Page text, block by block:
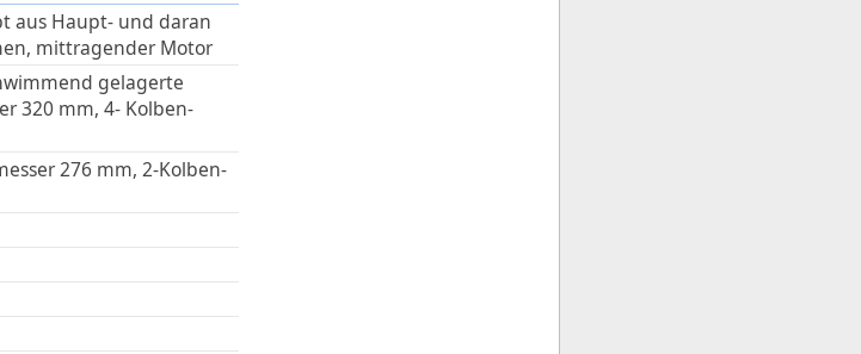
aus Haupt- und daran
mittragender Motor
gelagerte
320 mm, 4- Kolben-
276 mm, 2-Kolben-